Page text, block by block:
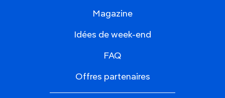
Magazine
Idées de week-end
FAQ
Offres partenaires